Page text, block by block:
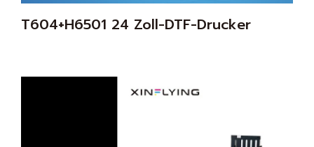
T604+H6501 24 Zoll-DTF-Drucker